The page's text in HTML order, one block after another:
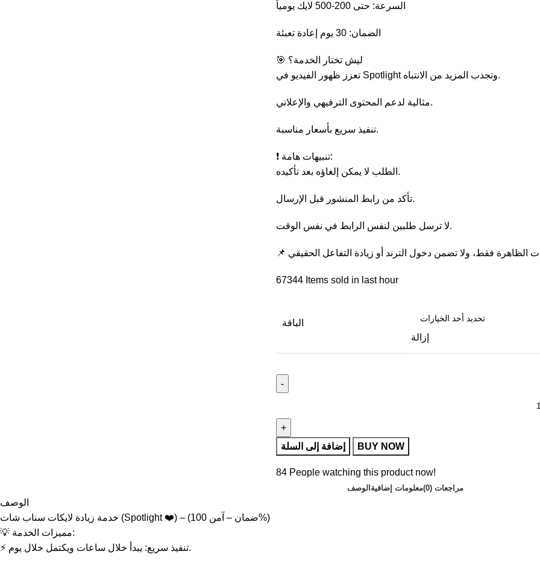
السرعة: حتى 200-500 لايك يومياً
الضمان: 30 يوم إعادة تعبئة
🎯 ليش تختار الخدمة؟
تعزز ظهور الفيديو في Spotlight وتجذب المزيد من الانتباه.
مثالية لدعم المحتوى الترفيهي والإعلاني.
تنفيذ سريع بأسعار مناسبة.
❗ تنبيهات هامة:
الطلب لا يمكن إلغاؤه بعد تأكيده.
تأكد من رابط المنشور قبل الإرسال.
لا ترسل طلبين لنفس الرابط في نفس الوقت.
67344 Items sold in last hour
الباقة
إزالة
إضافة إلى السلة BUY NOW
84 People watching this product now!
الوصف معلومات إضافية مراجعات (0)
الوصف
خدمة زيادة لايكات سناب شات (Spotlight ❤️) – (ضمان – آمن 100%)
💡 مميزات الخدمة:
⚡ تنفيذ سريع: يبدأ خلال ساعات ويكتمل خلال يوم.